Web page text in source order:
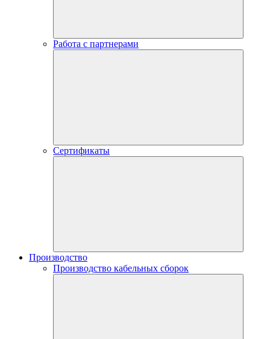
Работа с партнерами
Сертификаты
Производство
Производство кабельных сборок